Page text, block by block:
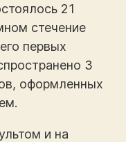
21
стечение
первых
3
оформленных
и на